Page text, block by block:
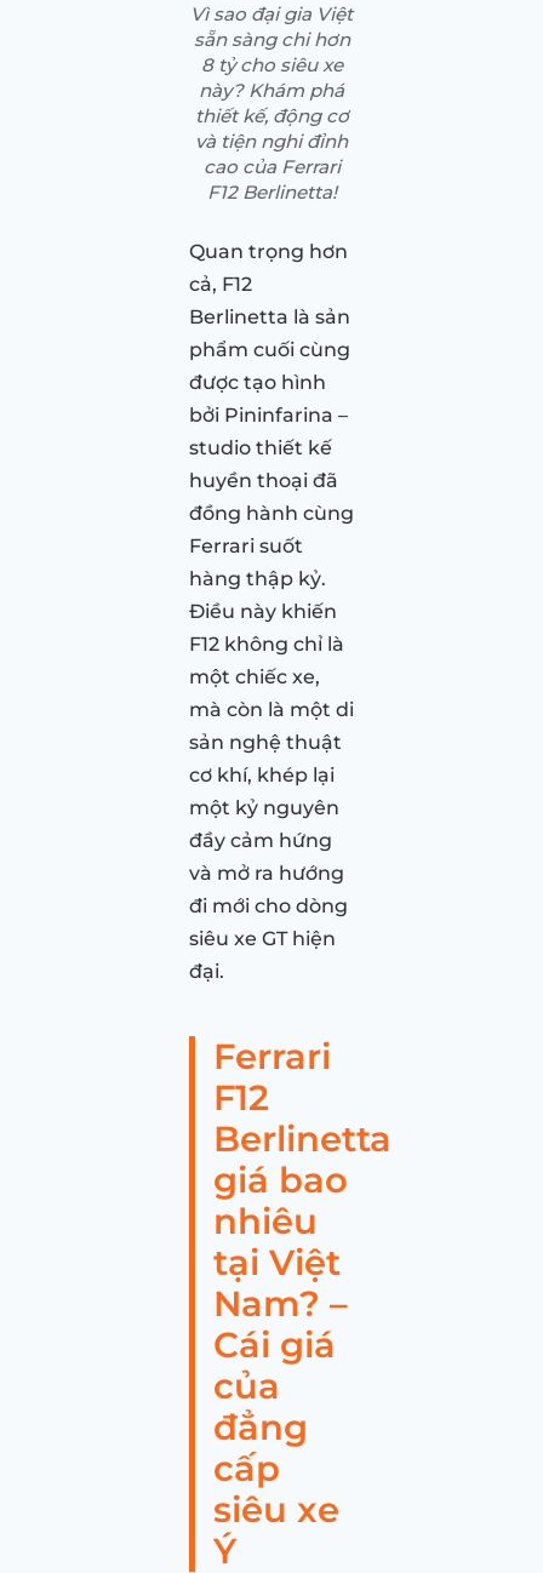
Vì sao đại gia Việt
sẵn sàng chi hơn
8 tỷ cho siêu xe
này? Khám phá
thiết kế, động cơ
và tiện nghi đỉnh
cao của Ferrari
F12 Berlinetta!
Quan trọng hơn
cả, F12
Berlinetta là sản
phẩm cuối cùng
được tạo hình
bởi Pininfarina –
studio thiết kế
huyền thoại đã
đồng hành cùng
Ferrari suốt
hàng thập kỷ.
Điều này khiến
F12 không chỉ là
một chiếc xe,
mà còn là một di
sản nghệ thuật
cơ khí, khép lại
một kỷ nguyên
đầy cảm hứng
và mở ra hướng
đi mới cho dòng
siêu xe GT hiện
đại.
Ferrari
F12
Berlinetta
giá bao
nhiêu
tại Việt
Nam? –
Cái giá
của
đẳng
cấp
siêu xe
Ý